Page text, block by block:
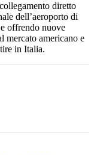
diretto
dell’aeroporto di
offrendo nuove
mercato americano e
in Italia.